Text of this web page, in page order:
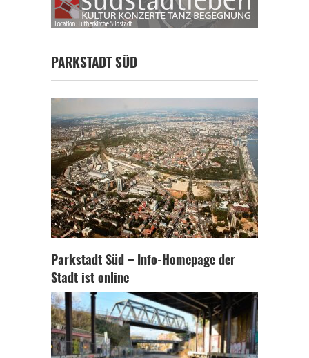
PARKSTADT SÜD
Parkstadt Süd – Info-Homepage der
Stadt ist online